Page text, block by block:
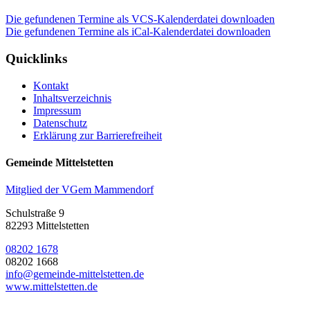
Die gefundenen Termine als VCS-Kalenderdatei downloaden
Die gefundenen Termine als iCal-Kalenderdatei downloaden
Quicklinks
Kontakt
Inhaltsverzeichnis
Impressum
Datenschutz
Erklärung zur Barrierefreiheit
Gemeinde Mittelstetten
Mitglied der VGem Mammendorf
Schulstraße 9
82293 Mittelstetten
08202 1678
08202 1668
info@gemeinde-mittelstetten.de
www.mittelstetten.de